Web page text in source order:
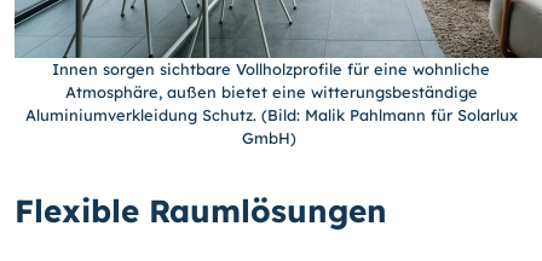
Innen sorgen sichtbare Vollholzprofile für eine wohnliche
Atmosphäre, außen bietet eine witterungsbeständige
Aluminiumverkleidung Schutz. (Bild: Malik Pahlmann für Solarlux
GmbH)
Flexible Raumlösungen